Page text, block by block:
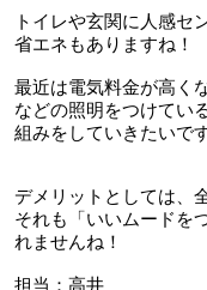
トイレや玄関に人感セ
省エネもありますね！
最近は電気料金が高く
などの照明をつけてい
組みをしていきたいで
デメリットとしては、
それも「いいムードを
れませんね！
担当：高井